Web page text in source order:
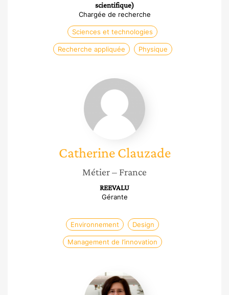
scientifique)
Chargée de recherche
Sciences et technologies
Recherche appliquée Physique
Catherine
Clauzade
Catherine Clauzade
Métier– France
REEVALU
Gérante
Environnement Design
Management de l’innovation
Sophie
Carenco